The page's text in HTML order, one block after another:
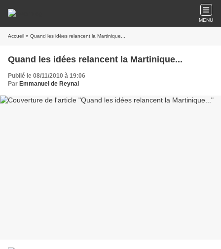
MENU
Accueil » Quand les idées relancent la Martinique...
Quand les idées relancent la Martinique...
Publié le 08/11/2010 à 19:06
Par Emmanuel de Reynal